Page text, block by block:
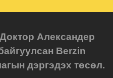
Александер
Berzin
дэргэдэх төсөл.